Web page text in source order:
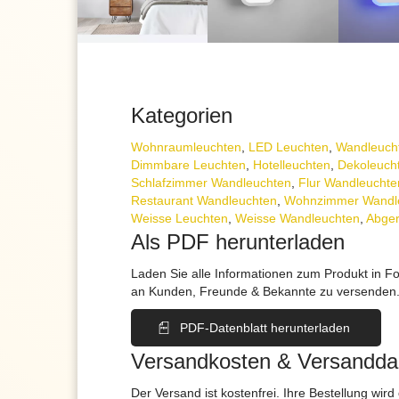
Kategorien
Wohnraum­leuchten, LED Leuchten,
Dimmbare Leuchten, Hotelleuchten,
Schlafzimmer Wandleuchten, Flur
Restaurant Wandleuchten, Wohnzimmer
Weisse Leuchten, Weisse Wandleuchten,
Als PDF herunterladen
Laden Sie alle Informationen zum Produkt in
an Kunden, Freunde & Bekannte zu versenden.
PDF-Datenblatt herunterladen
Versandkosten &
Der Versand ist kostenfrei. Ihre Bestellung